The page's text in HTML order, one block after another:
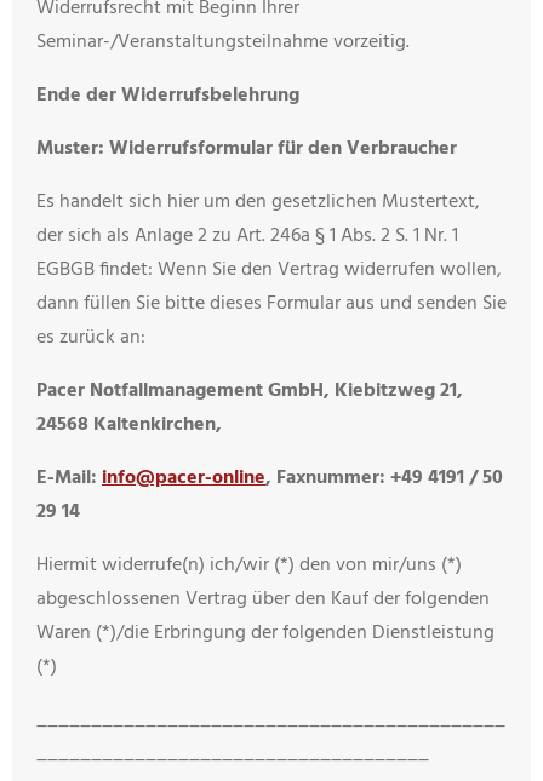
Widerrufsrecht mit Beginn Ihrer
Seminar-/Veranstaltungsteilnahme vorzeitig.
Ende der Widerrufsbelehrung
Muster: Widerrufsformular für den Verbraucher
Es handelt sich hier um den gesetzlichen Mustertext,
der sich als Anlage 2 zu Art. 246a § 1 Abs. 2 S. 1 Nr. 1
EGBGB findet: Wenn Sie den Vertrag widerrufen wollen,
dann füllen Sie bitte dieses Formular aus und senden Sie
es zurück an:
Pacer Notfallmanagement GmbH, Kiebitzweg 21,
24568 Kaltenkirchen,
E-Mail:info@pacer-online, Faxnummer: +49 4191 / 50
29 14
Hiermit widerrufe(n) ich/wir (*) den von mir/uns (*)
abgeschlossenen Vertrag über den Kauf der folgenden
Waren (*)/die Erbringung der folgenden Dienstleistung
(*)
___________________________________________
____________________________________